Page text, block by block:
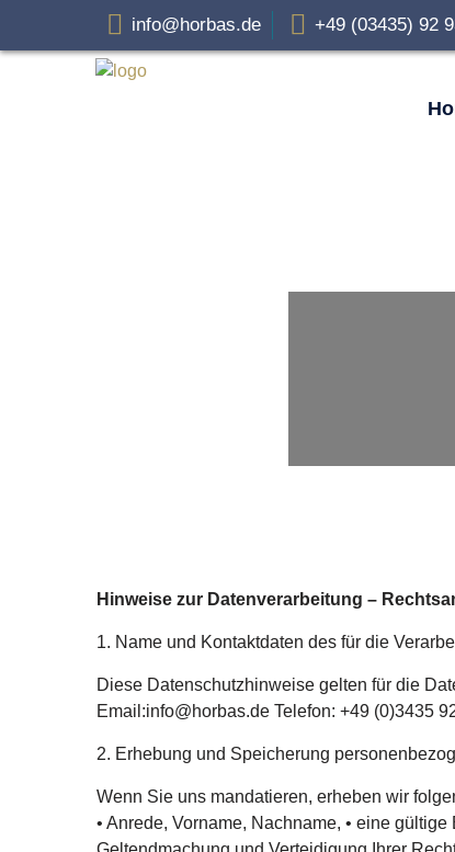
info@horbas.de +49 (03435) 92
Hinweise zur Datenverarbeitung –
1. Name und Kontaktdaten des für die
Diese Datenschutzhinweise gelten für die
Email:info@horbas.de Telefon: +49 (0)3435
2. Erhebung und Speicherung
Wenn Sie uns mandatieren, erheben wir
• Anrede, Vorname, Nachname, • eine